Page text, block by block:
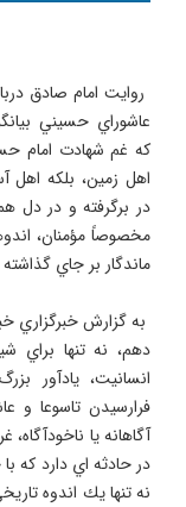
روايت امام صادق
عاشوراي حسيني
كه غم شهادت امام
اهل زمين، بلكه اهل
در برگرفته و در دل
مخصوصاً مؤمنان،
به گزارش خبرگزاري
دهم، نه تنها براي
انسانيت، يادآور
فرارسيدن تاسوعا و
آگاهانه يا
در حادثه اي دارد كه
نه تنها يك اندوه